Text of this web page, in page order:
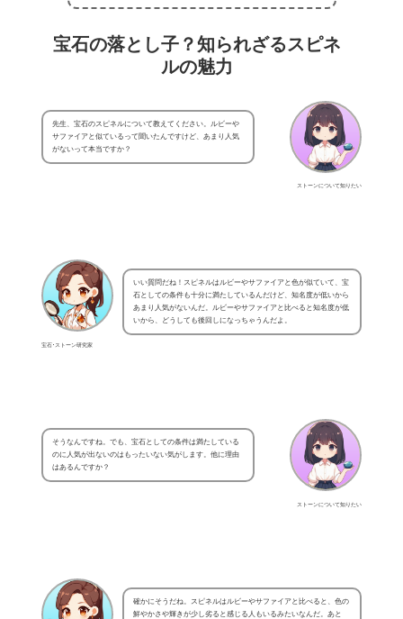
宝石の落とし子？知られざるスピネ
ルの魅力
ストーンについて知りたい
先生、宝石のスピネルについて教えてください。ルビーや
サファイアと似ているって聞いたんですけど、あまり人気
がないって本当ですか？
宝石･ストーン研究家
いい質問だね！スピネルはルビーやサファイアと色が似ていて、宝
石としての条件も十分に満たしているんだけど、知名度が低いから
あまり人気がないんだ。ルビーやサファイアと比べると知名度が低
いから、どうしても後回しになっちゃうんだよ。
ストーンについて知りたい
そうなんですね。でも、宝石としての条件は満たしている
のに人気が出ないのはもったいない気がします。他に理由
はあるんですか？
確かにそうだね。スピネルはルビーやサファイアと比べると、色の
鮮やかさや輝きが少し劣ると感じる人もいるみたいなんだ。あと